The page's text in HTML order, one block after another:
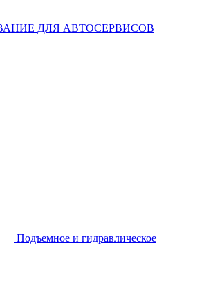
ДЛЯ АВТОСЕРВИСОВ
Подъемное и гидравлическое